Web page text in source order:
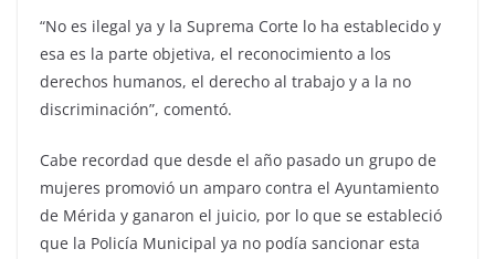
“No es ilegal ya y la Suprema Corte lo ha establecido y
esa es la parte objetiva, el reconocimiento a los
derechos humanos, el derecho al trabajo y a la no
discriminación”, comentó.
Cabe recordad que desde el año pasado un grupo de
mujeres promovió un amparo contra el Ayuntamiento
de Mérida y ganaron el juicio, por lo que se estableció
que la Policía Municipal ya no podía sancionar esta